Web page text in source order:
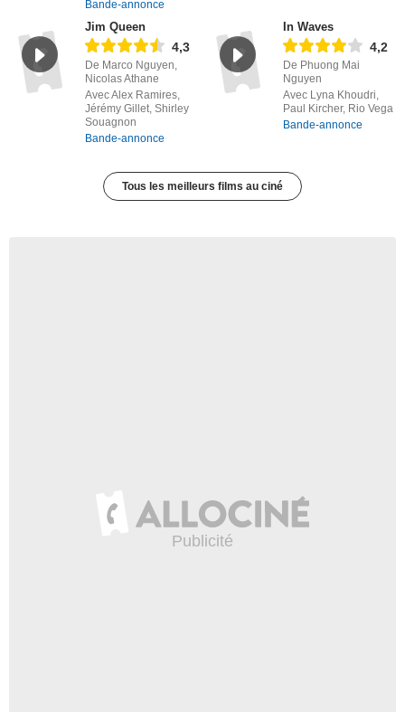
Bande-annonce
Jim Queen
4,3
De Marco Nguyen,
Nicolas Athane
Avec Alex Ramires,
Jérémy Gillet, Shirley
Souagnon
Bande-annonce
In Waves
4,2
De Phuong Mai
Nguyen
Avec Lyna Khoudri,
Paul Kircher, Rio Vega
Bande-annonce
Tous les meilleurs films au ciné